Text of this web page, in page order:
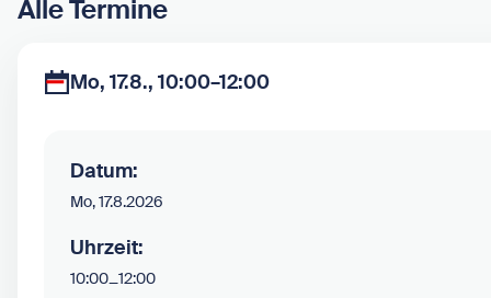
Alle Termine
Mo, 17.8., 10:00–12:00
Datum:
Mo, 17.8.2026
Uhrzeit:
10:00–12:00